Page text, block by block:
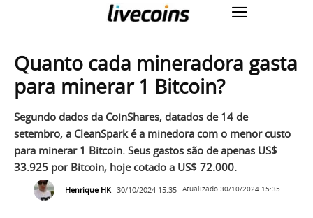
Quanto cada mineradora gasta
para minerar 1 Bitcoin?
Segundo dados da CoinShares, datados de 14 de
setembro, a CleanSpark é a minedora com o menor custo
para minerar 1 Bitcoin. Seus gastos são de apenas US$
33.925 por Bitcoin, hoje cotado a US$ 72.000.
Henrique HK 30/10/2024 15:35 Atualizado 30/10/2024 15:35